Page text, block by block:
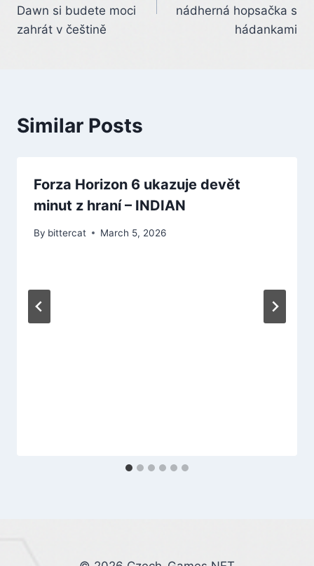
Dawn si budete moci
zahrát v češtině
nádherná hopsačka s
hádankami
Similar Posts
Forza Horizon 6 ukazuje devět
minut z hraní – INDIAN
By bittercat March 5, 2026